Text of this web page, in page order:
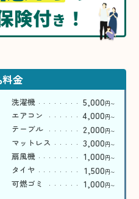
険付き ！
金
洗濯機 5,000円〜
エアコン 4,000円〜
テーブル 2,000円〜
マットレス 3,000円〜
扇風機 1,000円〜
タイヤ 1,500円〜
可燃ゴミ 1,000円〜